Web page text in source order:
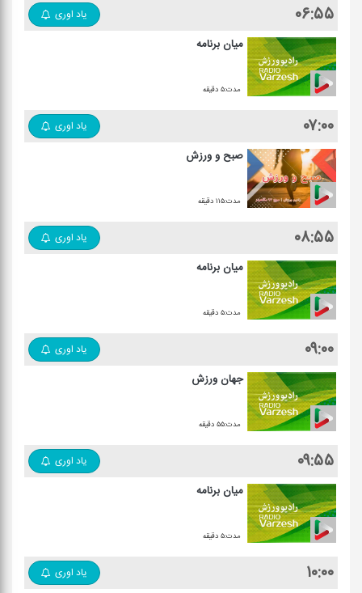
۰۶:۵۵ یاد اوری
میان برنامه
مدت:۵ دقیقه
۰۷:۰۰ یاد اوری
صبح و ورزش
مدت:۱۱۵ دقیقه
۰۸:۵۵ یاد اوری
میان برنامه
مدت:۵ دقیقه
۰۹:۰۰ یاد اوری
جهان ورزش
مدت:۵۵ دقیقه
۰۹:۵۵ یاد اوری
میان برنامه
مدت:۵ دقیقه
۱۰:۰۰ یاد اوری